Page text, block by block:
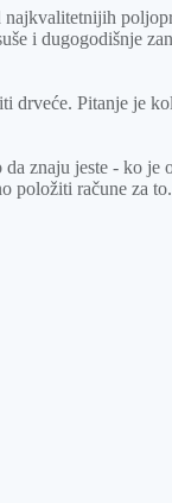
najkvalitetnijih
i dugogodišnje
drveće. Pitanje je
znaju jeste - ko je
položiti račune za to.